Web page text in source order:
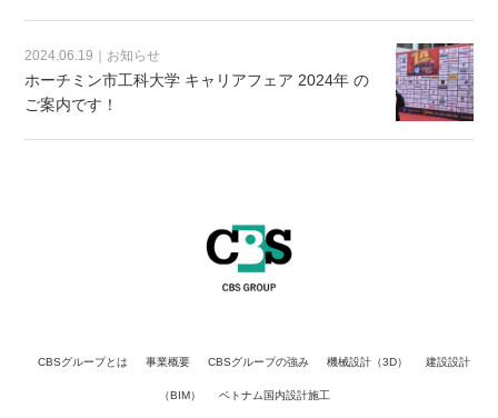
2024.06.19｜お知らせ
ホーチミン市工科大学 キャリアフェア 2024年 の
ご案内です！
CBSグループとは 事業概要 CBSグループの強み 機械設計（3D） 建設設計
（BIM） ベトナム国内設計施工